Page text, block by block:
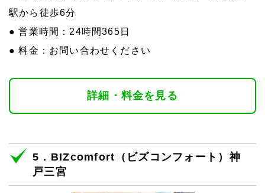
駅から徒歩6分
● 営業時間：24時間365日
● 料金：お問い合わせください
詳細・料金を見る
5．BIZcomfort（ビズコンフォート）神
戸三宮